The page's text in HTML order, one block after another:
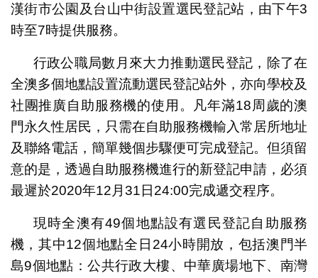
漢街市公園及台山中街設置選民登記站，由下午3
時至7時提供服務。
行政公職局數月來大力推動選民登記，除了在
全澳多個地點設置流動選民登記站外，亦向學校及
社團推廣自助服務機的使用。凡年滿18周歲的澳
門永久性居民，只需在自助服務機輸入常居所地址
及聯絡電話，簡單幾個步驟便可完成登記。但須留
意的是，透過自助服務機進行的新登記申請，必須
最遲於2020年12月31日24:00完成遞交程序。
現時全澳有49個地點設有選民登記自助服務
機，其中12個地點全日24小時開放，包括澳門半
島9個地點：公共行政大樓、中華廣場地下、南灣